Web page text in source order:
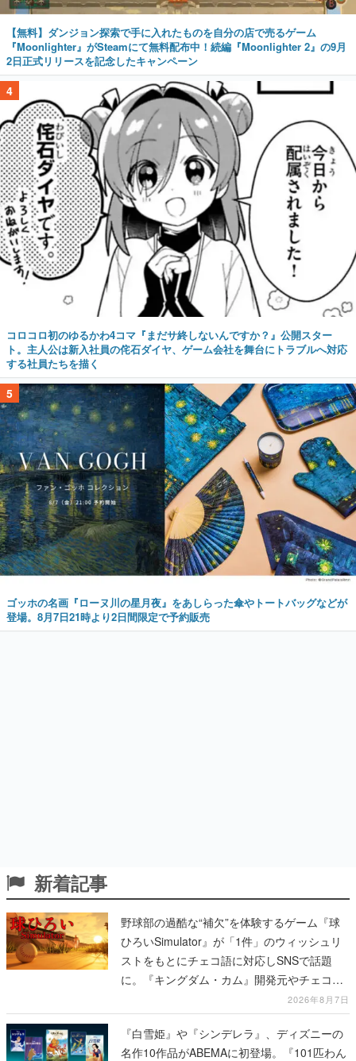
【無料】ダンジョン探索で手に入れたものを自分の店で売るゲーム
『Moonlighter』がSteamにて無料配布中！続編『Moonlighter 2』の9月
2日正式リリースを記念したキャンペーン
4
コロコロ初のゆるかわ4コマ『まだサ終しないんですか？』公開スター
ト。主人公は新入社員の侘石ダイヤ、ゲーム会社を舞台にトラブルへ対応
する社員たちを描く
5
ゴッホの名画『ローヌ川の星月夜』をあしらった傘やトートバッグなどが
登場。8月7日21時より2日間限定で予約販売
新着記事
野球部の過酷な“補欠”を体験するゲーム『球
ひろいSimulator』が「1件」のウィッシュリ
ストをもとにチェコ語に対応しSNSで話題
に。『キングダム・カム』開発元やチェコの
2026年8月7日
『白雪姫』や『シンデレラ』、ディズニーの
名作10作品がABEMAに初登場。『101匹わん